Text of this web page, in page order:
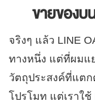
ขายของบ
จริงๆ แล้ว LINE
ทางหนึ่ง แต่ที่ผมแ
วัตถุประสงค์ที่แตก
โปรโมท แต่เราใ